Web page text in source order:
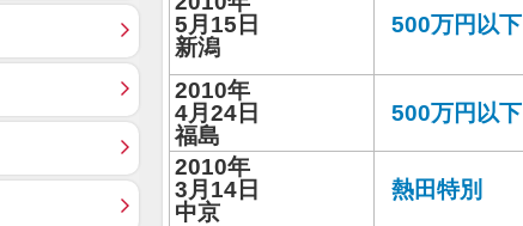
5月15日
新潟
500万円以下
2010年
4月24日
福島
500万円以下
2010年
3月14日
中京
熱田特別